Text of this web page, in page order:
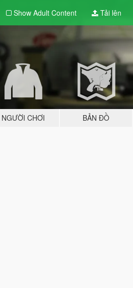
Show Adult Content Tải lên
NGƯỜI CHƠI BẢN ĐỒ